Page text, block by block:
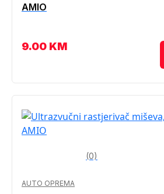
AMIO
9.00 KM
(0)
AUTO OPREMA